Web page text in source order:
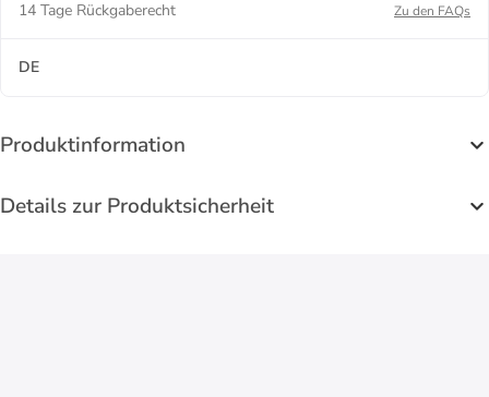
14 Tage Rückgaberecht
Zu den FAQs
DE
Produktinformation
Details zur Produktsicherheit